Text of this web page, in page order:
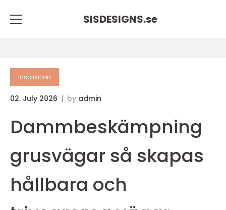
SISDESIGNS.se
inspiration
02. July 2026 by admin
Dammbeskämpning
grusvägar så skapas
hållbara och